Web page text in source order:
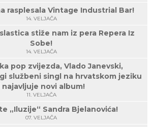
rasplesala Vintage Industrial Bar!
14. VELJAČA
stiže nam iz pera Repera Iz
Sobe!
14. VELJAČA
pop zvijezda, Vlado Janevski,
službeni singl na hrvatskom jeziku
najavljuje novi album!
11. VELJAČA
„Iluzije“ Sandra Bjelanovića!
07. VELJAČA